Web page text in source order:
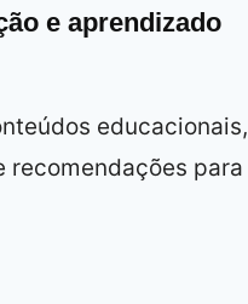
e aprendizado
educacionais,
recomendações para